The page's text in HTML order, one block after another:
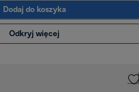
Dodaj do koszyka
Odkryj więcej